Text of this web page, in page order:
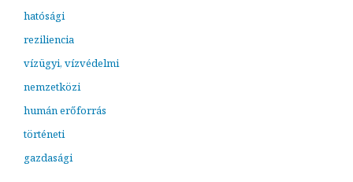
hatósági
reziliencia
vízügyi, vízvédelmi
nemzetközi
humán erőforrás
történeti
gazdasági